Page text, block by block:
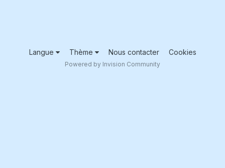
Langue Thème Nous contacter Cookies
Powered by Invision Community